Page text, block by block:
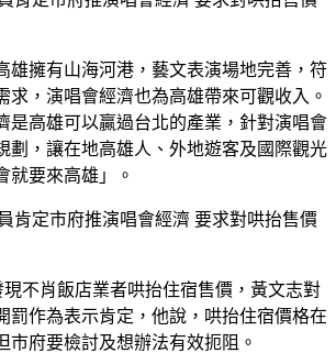
雄擁有山海河港，藝文表演場地完善，符
求，演唱會經濟也為高雄帶來可觀收入。
是高雄可以贏過台北的產業，針對演唱會
劃，讓在地高雄人、外地遊客及國際觀光
就要來高雄」。
不肖飯店業者哄抬住宿售價，黃文志對
罰作為表示肯定，他說，哄抬住宿價格在
市府要檢討及想辦法有效扼阻。